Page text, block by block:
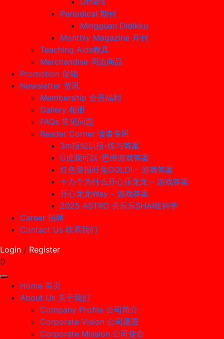
Periodical 期刊
Mingguan Didikku
Monthly Magazine 月刊
Teaching Aids教具
Merchandise 周边商品
Promotion 促销
Newsletter 资讯
Membership 会员福利
Gallery 相册
FAQs 常见问题
Reader Corner 读者专区
3m报知识报-练习答案
Ü虎我可以-思维游戏答案
红色警报旺兔GOLD! – 游戏答案
十万个为什么开心乐龙龙 – 游戏答案
开心龙龙Way – 游戏答案
2025 ASTRO 喜乐乐SHARE科学
Career 招聘
Contact Us 联系我们
Login / Register
0
Home 首页
About Us 关于我们
Company Profile 公司简介
Corporate Vision 公司愿景
Corporate Mission 公司使命